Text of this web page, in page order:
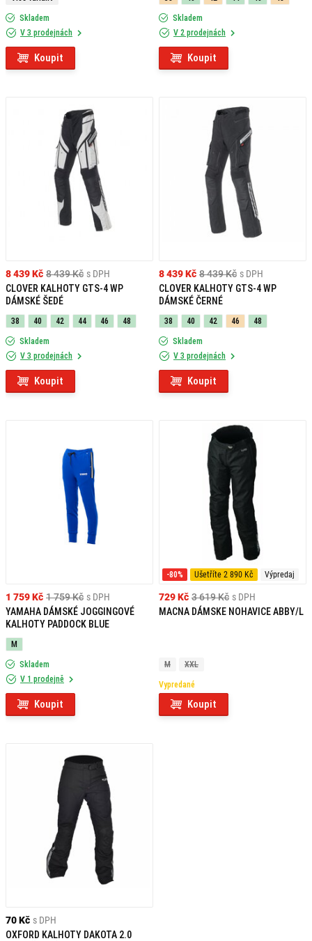
Skladem
V 3 prodejnách
Koupit
Skladem
V 2 prodejnách
Koupit
8 439 Kč
8 439 Kč
s DPH
CLOVER KALHOTY GTS-4 WP
DÁMSKÉ ŠEDÉ
38 40 42 44 46 48
Skladem
V 3 prodejnách
Koupit
8 439 Kč
8 439 Kč
s DPH
CLOVER KALHOTY GTS-4 WP
DÁMSKÉ ČERNÉ
38 40 42 46 48
Skladem
V 3 prodejnách
Koupit
1 759 Kč
1 759 Kč
s DPH
YAMAHA DÁMSKÉ JOGGINGOVÉ
KALHOTY PADDOCK BLUE
M
Skladem
V 1 prodejně
Koupit
-80% Ušetříte 2 890 Kč Výpredaj
3 619 Kč
729 Kč
s DPH
MACNA DÁMSKE NOHAVICE ABBY/L
M XXL
Vypredané
Koupit
70 Kč s DPH
OXFORD KALHOTY DAKOTA 2.0